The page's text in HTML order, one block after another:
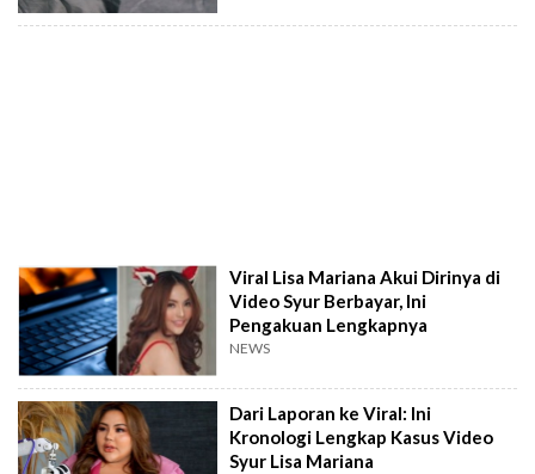
Viral Lisa Mariana Akui Dirinya di
Video Syur Berbayar, Ini
Pengakuan Lengkapnya
NEWS
Dari Laporan ke Viral: Ini
Kronologi Lengkap Kasus Video
Syur Lisa Mariana